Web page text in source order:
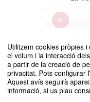
Utilitzem cookies pròpies
el volum i la interacció
a partir de la creació de
privacitat. Pots configurar
Aquest avís seguirà
informació, si us plau